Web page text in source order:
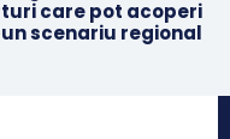
care pot acoperi
scenariu regional